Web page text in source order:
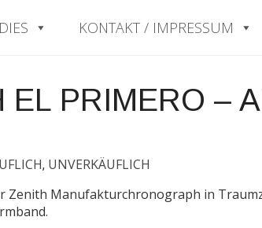
KONTAKT / IMPRESSUM
EL PRIMERO –
, UNVERKÄUFLICH
Zenith Manufakturchronograph in